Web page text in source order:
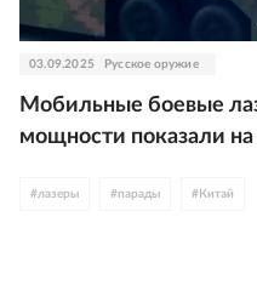
03.09.2025 Русское оружие
Мобильные боевые
мощности показали
#лазеры #парады # Китай